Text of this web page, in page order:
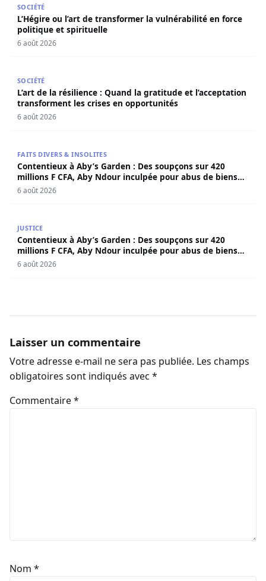
SOCIÉTÉ
L’Hégire ou l’art de transformer la vulnérabilité en force
politique et spirituelle
6 août 2026
SOCIÉTÉ
L’art de la résilience : Quand la gratitude et l’acceptation
transforment les crises en opportunités
6 août 2026
FAITS DIVERS & INSOLITES
Contentieux à Aby’s Garden : Des soupçons sur 420
millions F CFA, Aby Ndour inculpée pour abus de biens
sociaux
6 août 2026
JUSTICE
Contentieux à Aby’s Garden : Des soupçons sur 420
millions F CFA, Aby Ndour inculpée pour abus de biens
sociaux
6 août 2026
Laisser un commentaire
Votre adresse e-mail ne sera pas publiée. Les champs
obligatoires sont indiqués avec *
Commentaire*
Nom *